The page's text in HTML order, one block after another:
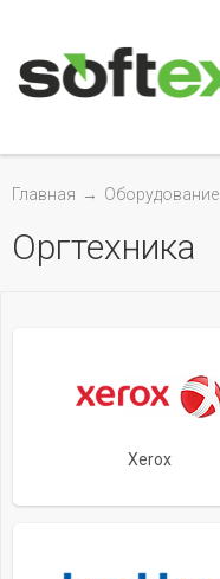
Главная → Оборудование
Оргтехника
Xerox